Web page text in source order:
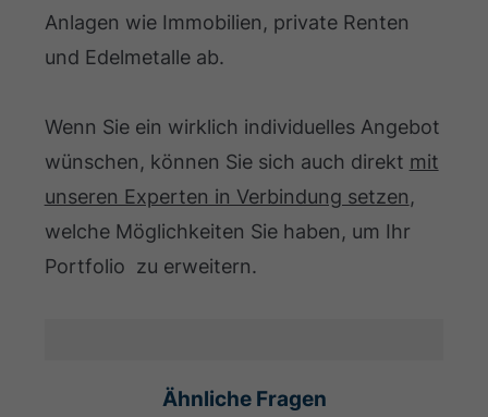
Anlagen wie Immobilien, private Renten
und Edelmetalle ab.
Wenn Sie ein wirklich individuelles Angebot
wünschen, können Sie sich auch direkt mit
unseren Experten in Verbindung setzen,
welche Möglichkeiten Sie haben, um Ihr
Portfolio zu erweitern.
Ähnliche Fragen